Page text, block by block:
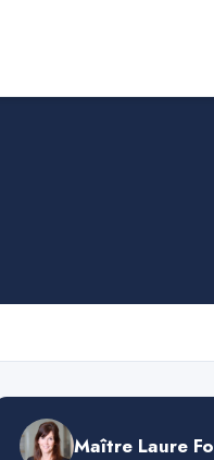
Maître Laure